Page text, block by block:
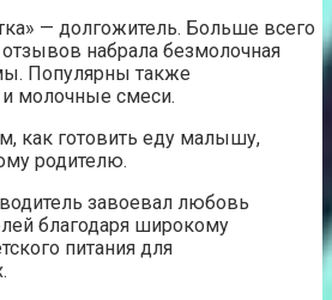
— долгожитель. Больше всего
набрала безмолочная
Популярны также
молочные смеси.
как готовить еду малышу,
родителю.
завоевал любовь
благодаря широкому
питания для